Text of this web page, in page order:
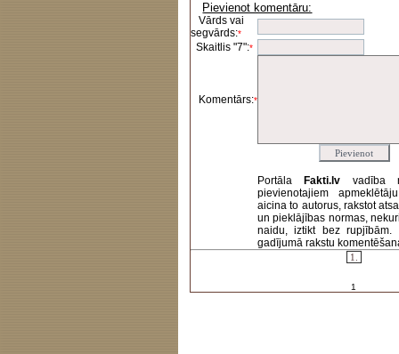
Pievienot komentāru:
Vārds vai
segvārds:*
Skaitlis "7":*
Komentārs:*
Portāla Fakti.lv vadība
pievienotajiem
aicina to autorus, rakstot
un pieklājības normas,
naidu, iztikt bez rupjībām.
gadījumā rakstu
1.
1